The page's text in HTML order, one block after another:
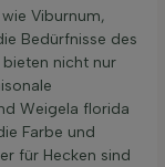
Viburnum,
Bedürfnisse des
bieten nicht nur
Weigela florida
Farbe und
für Hecken sind